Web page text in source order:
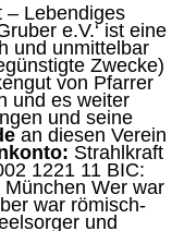
– Lebendiges
e.V.‘ ist eine
und unmittelbar
Zwecke)
von Pfarrer
und es weiter
und seine
an diesen Verein
Strahlkraft
1221 11 BIC:
Wer war
war römisch-
und